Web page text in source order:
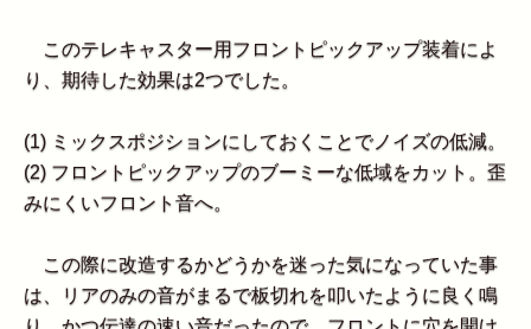
このテレキャスター用フロントピックアップ装着によ
り、期待した効果は2つでした。
(1) ミックスポジションにしておくことでノイズの低減。
(2) フロントピックアップのブーミーな低域をカット。歪
みにくいフロント音へ。
この際に改造するかどうかを迷った気になっていた事
は、リアのみの音がまるで板切れを叩いたように良く鳴